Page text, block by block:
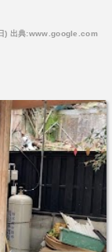
) 出典:www.google.com